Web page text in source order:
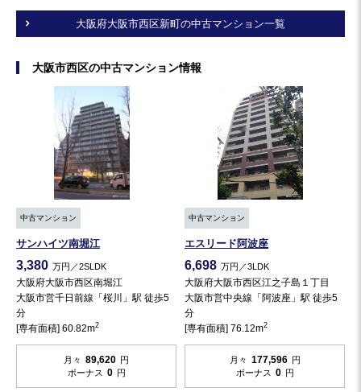
大阪府大阪市西区新町の中古マンション一覧
大阪市西区の中古マンション情報
中古マンション
サンハイツ南堀江
3,380 万円／2SLDK
大阪府大阪市西区南堀江
大阪市営千日前線「桜川」駅 徒歩5
分
[専有面積] 60.82m2
月々 89,620 円
ボーナス 0 円
中古マンション
エスリード阿波座
6,698 万円／3LDK
大阪府大阪市西区江之子島１丁目
大阪市営中央線「阿波座」駅 徒歩5
分
[専有面積] 76.12m2
月々 177,596 円
ボーナス 0 円